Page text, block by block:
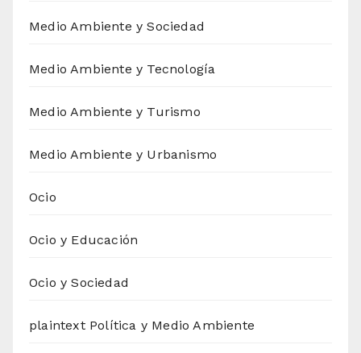
Medio Ambiente y Sociedad
Medio Ambiente y Tecnología
Medio Ambiente y Turismo
Medio Ambiente y Urbanismo
Ocio
Ocio y Educación
Ocio y Sociedad
plaintext Política y Medio Ambiente